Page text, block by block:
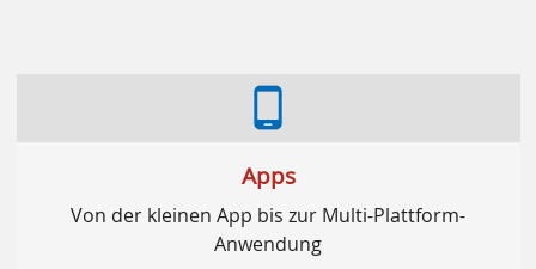
phone_android
Apps
Von der kleinen App bis zur Multi-Plattform-
Anwendung